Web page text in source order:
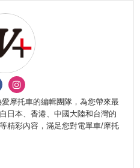
摩托車的編輯團隊，為您帶來最
日本、香港、中國大陸和台灣的
精彩內容，滿足您對電單車/摩托